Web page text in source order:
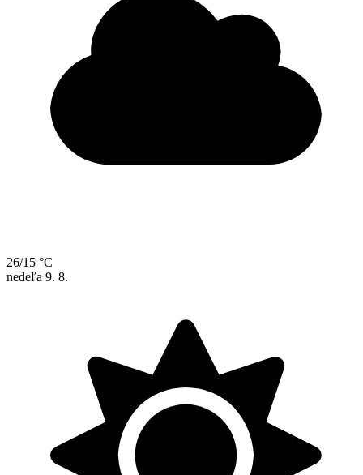
26/15 °C
nedeľa 9. 8.